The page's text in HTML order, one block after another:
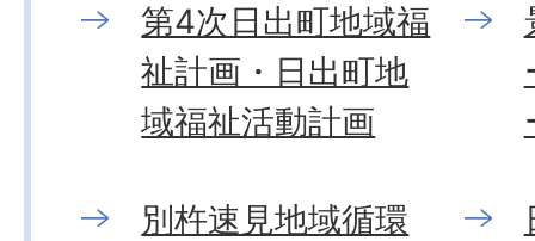
第4次日出町地域福
祉計画・日出町地
域福祉活動計画
別杵速見地域循環